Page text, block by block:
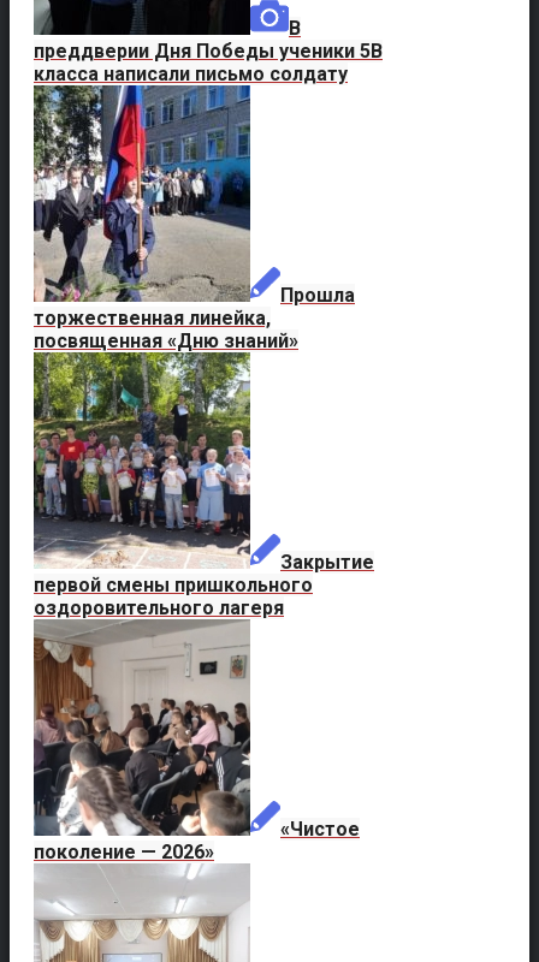
В
преддверии Дня Победы ученики 5В
класса написали письмо солдату
Прошла
торжественная линейка,
посвященная «Дню знаний»
Закрытие
первой смены пришкольного
оздоровительного лагеря
«Чистое
поколение — 2026»